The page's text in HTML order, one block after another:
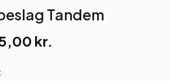
Tandem
kr.